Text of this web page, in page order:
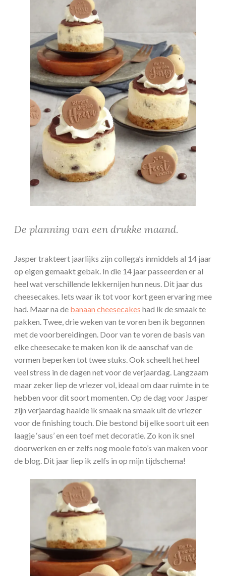
De planning van een drukke maand.
Jasper trakteert jaarlijks zijn collega’s inmiddels al 14 jaar
op eigen gemaakt gebak. In die 14 jaar passeerden er al
heel wat verschillende lekkernijen hun neus. Dit jaar dus
cheesecakes. Iets waar ik tot voor kort geen ervaring mee
had. Maar na de banaan cheesecakes had ik de smaak te
pakken. Twee, drie weken van te voren ben ik begonnen
met de voorbereidingen. Door van te voren de basis van
elke cheesecake te maken kon ik de aanschaf van de
vormen beperken tot twee stuks. Ook scheelt het heel
veel stress in de dagen net voor de verjaardag. Langzaam
maar zeker liep de vriezer vol, ideaal om daar ruimte in te
hebben voor dit soort momenten. Op de dag voor Jasper
zijn verjaardag haalde ik smaak na smaak uit de vriezer
voor de finishing touch. Die bestond bij elke soort uit een
laagje ‘saus’ en een toef met decoratie. Zo kon ik snel
doorwerken en er zelfs nog mooie foto’s van maken voor
de blog. Dit jaar liep ik zelfs in op mijn tijdschema!